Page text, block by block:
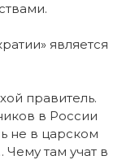
является
правитель.
в России
не в царском
Чему там учат в